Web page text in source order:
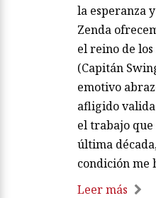
la esperanza
Zenda
el reino de
(Capitán
emotivo
afligido
el trabajo que
última
condición me
Leer más